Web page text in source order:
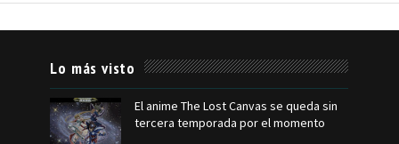
Lo más visto
El anime The Lost Canvas se queda sin
tercera temporada por el momento